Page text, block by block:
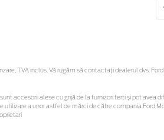
TVA inclus. Vă rugăm să contactaţi dealerul dvs.
accesorii alese cu grijă de la furnizori terți și pot avea
utilizare a unor astfel de mărci de către compania Ford